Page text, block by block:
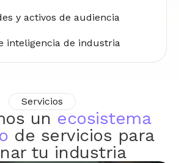
y activos de audiencia
inteligencia de industria
Servicios
un ecosistema
de servicios para
tu industria